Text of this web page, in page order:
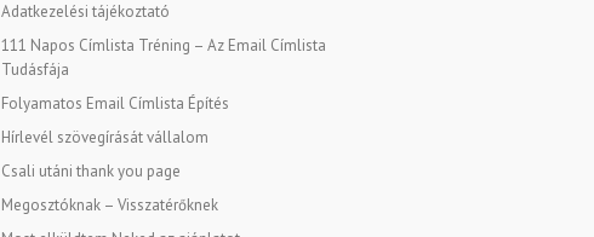
Adatkezelési tájékoztató
111 Napos Címlista Tréning – Az Email Címlista
Tudásfája
Folyamatos Email Címlista Építés
Hírlevél szövegírását vállalom
Csali utáni thank you page
Megosztóknak – Visszatérőknek